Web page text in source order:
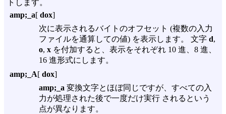
トします。
amp;_a[ dox]
次に表示されるバイトのオフセット (複数の入力
ファイルを通算しての値) を表示します。 文字 d,
o, x を付加すると、表示をそれぞれ 10 進、8 進、
16 進形式にします。
amp;_A[ dox]
amp;_a 変換文字とほぼ同じですが、すべての入
力が処理された後で一度だけ実行 されるという
点が異なります。